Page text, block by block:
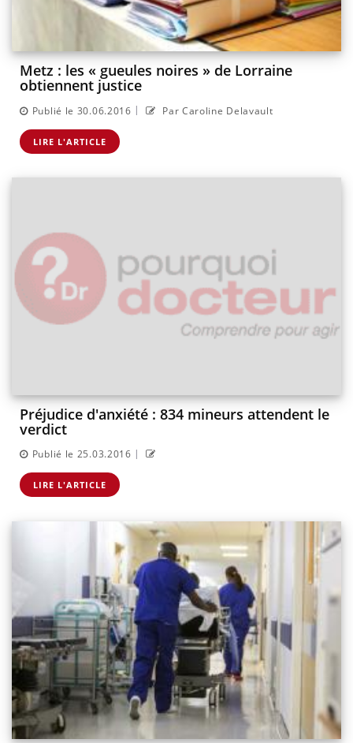
Metz : les « gueules noires » de Lorraine
obtiennent justice
Publié le 30.06.2016 | Par Caroline Delavault
LIRE L'ARTICLE
Préjudice d'anxiété : 834 mineurs attendent le
verdict
Publié le 25.03.2016 |
LIRE L'ARTICLE